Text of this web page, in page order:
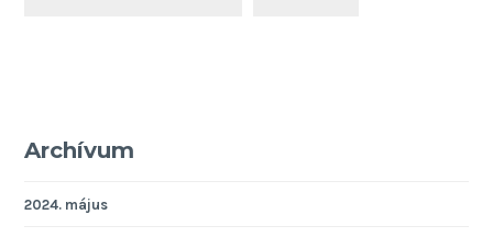
Archívum
2024. május